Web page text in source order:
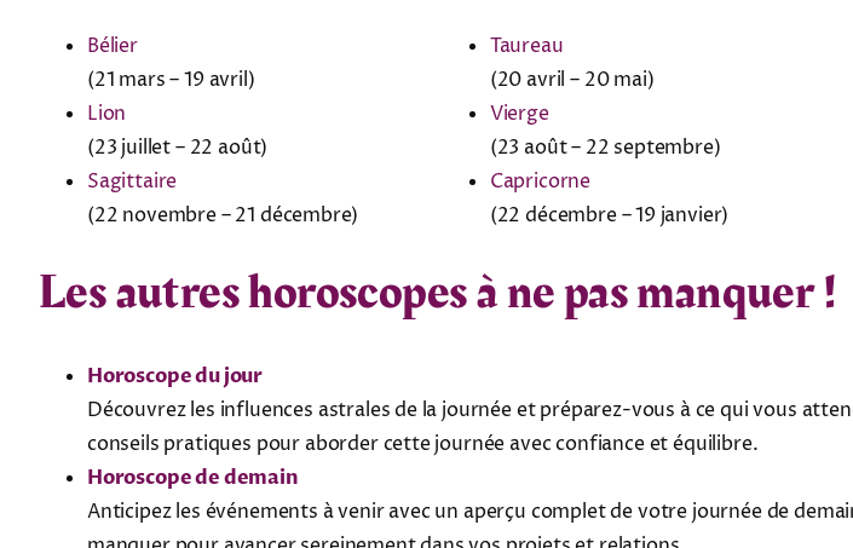
Bélier
(21 mars – 19 avril)
Lion
(23 juillet – 22 août)
Sagittaire
(22 novembre – 21 décembre)
Taureau
(20 avril – 20 mai)
Vierge
(23 août – 22 septembre)
Capricorne
(22 décembre – 19 janvier)
Les autres horoscopes à ne pas manquer !
Horoscope du jour
Découvrez les influences astrales de la journée et préparez-vous à ce qui vous
conseils pratiques pour aborder cette journée avec confiance et équilibre.
Horoscope de demain
Anticipez les événements à venir avec un aperçu complet de votre journée de